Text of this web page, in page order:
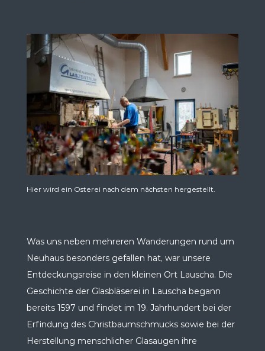
Hier wird ein Osterei nach dem nächsten hergestellt.
Was uns neben mehreren Wanderungen rund um
Neuhaus besonders gefallen hat, war unsere
Entdeckungsreise in den kleinen Ort Lauscha. Die
Geschichte der Glasbläserei in Lauscha begann
bereits 1597 und findet im 19. Jahrhundert bei der
Erfindung des Christbaumschmucks sowie bei der
Herstellung menschlicher Glasaugen ihre